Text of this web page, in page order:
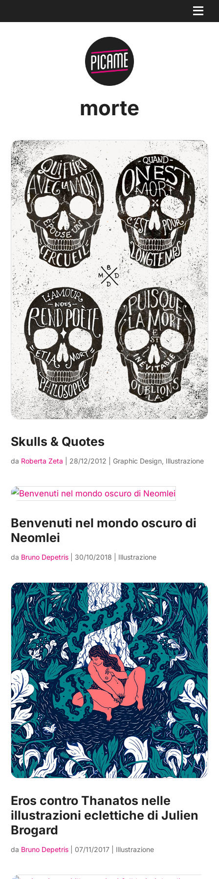
morte
Skulls & Quotes
da Roberta Zeta 28/12/2012 Graphic Design, Illustrazione
Benvenuti nel mondo oscuro di
Neomlei
da Bruno Depetris 30/10/2018 Illustrazione
Eros contro Thanatos nelle
illustrazioni eclettiche di Julien
Brogard
da Bruno Depetris 07/11/2017 Illustrazione